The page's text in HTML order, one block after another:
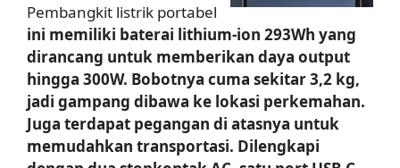
Pembangkit listrik portabel
ini memiliki baterai lithium-ion 293Wh yang
dirancang untuk memberikan daya output
hingga 300W. Bobotnya cuma sekitar 3,2 kg,
jadi gampang dibawa ke lokasi perkemahan.
Juga terdapat pegangan di atasnya untuk
memudahkan transportasi. Dilengkapi